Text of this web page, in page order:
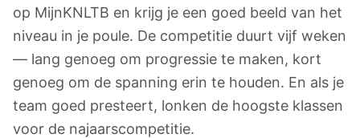
op MijnKNLTB en krijg je een goed beeld van het
niveau in je poule. De competitie duurt vijf weken
— lang genoeg om progressie te maken, kort
genoeg om de spanning erin te houden. En als je
team goed presteert, lonken de hoogste klassen
voor de najaarscompetitie.